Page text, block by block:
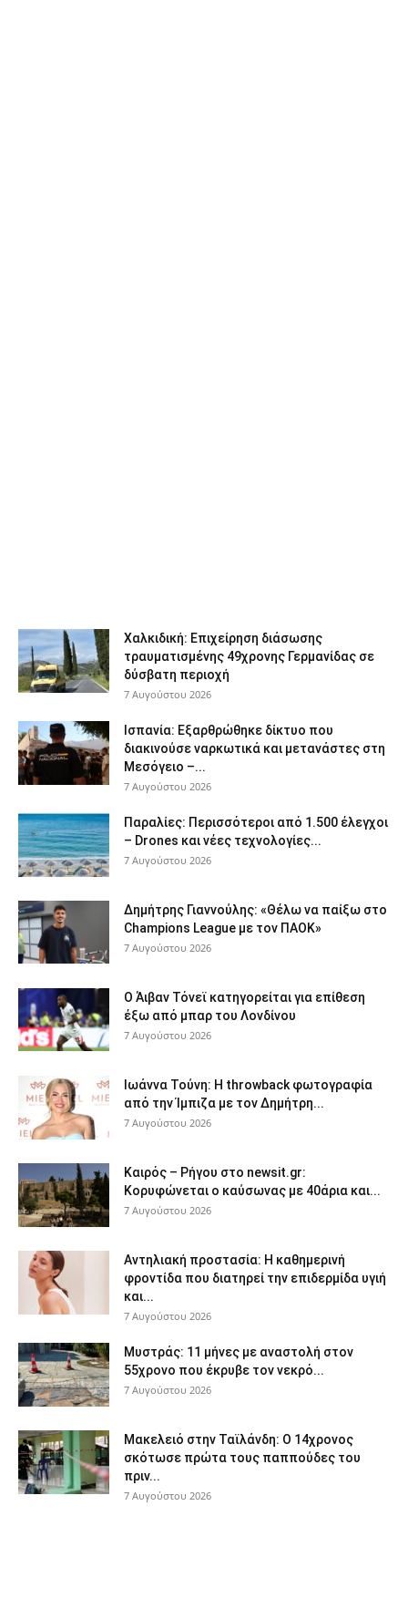
Χαλκιδική: Επιχείρηση διάσωσης
τραυματισμένης 49χρονης Γερμανίδας σε
δύσβατη περιοχή
7 Αυγούστου 2026
Ισπανία: Εξαρθρώθηκε δίκτυο που
διακινούσε ναρκωτικά και μετανάστες στη
Μεσόγειο –...
7 Αυγούστου 2026
Παραλίες: Περισσότεροι από 1.500 έλεγχοι
– Drones και νέες τεχνολογίες...
7 Αυγούστου 2026
Δημήτρης Γιαννούλης: «Θέλω να παίξω στο
Champions League με τον ΠΑΟΚ»
7 Αυγούστου 2026
Ο Άιβαν Τόνεϊ κατηγορείται για επίθεση
έξω από μπαρ του Λονδίνου
7 Αυγούστου 2026
Ιωάννα Τούνη: Η throwback φωτογραφία
από την Ίμπιζα με τον Δημήτρη...
7 Αυγούστου 2026
Καιρός – Ρήγου στο newsit.gr:
Κορυφώνεται ο καύσωνας με 40άρια και...
7 Αυγούστου 2026
Αντηλιακή προστασία: Η καθημερινή
φροντίδα που διατηρεί την επιδερμίδα υγιή
και...
7 Αυγούστου 2026
Μυστράς: 11 μήνες με αναστολή στον
55χρονο που έκρυβε τον νεκρό...
7 Αυγούστου 2026
Μακελειό στην Ταϊλάνδη: Ο 14χρονος
σκότωσε πρώτα τους παππούδες του
πριν...
7 Αυγούστου 2026